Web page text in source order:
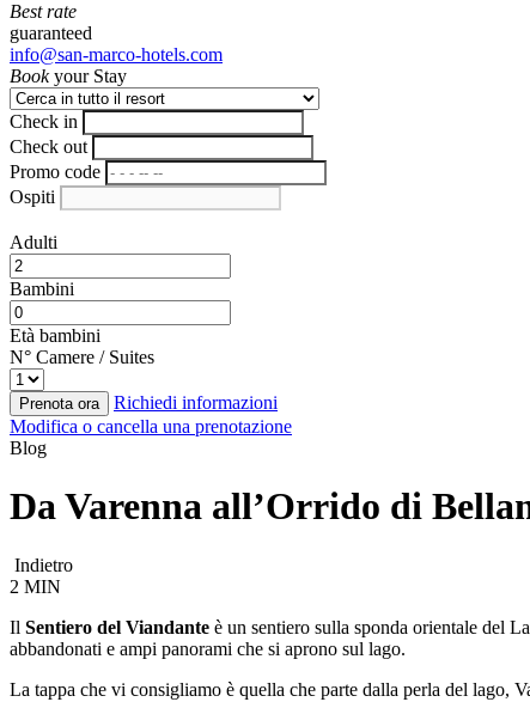
Best rate
guaranteed
info@san-marco-hotels.com
Bookyour Stay
Check in
Check out
Promo code
Ospiti
Adulti
Bambini
Età bambini
N° Camere / Suites
Prenota ora
Richiedi informazioni
Modifica o cancella una prenotazione
Blog
Da Varenna all’Orrido di
Indietro
2 MIN
Il Sentiero del Viandante è un sentiero sulla sponda orientale del
abbandonati e ampi panorami che si aprono sul lago.
La tappa che vi consigliamo è quella che parte dalla perla del lago,